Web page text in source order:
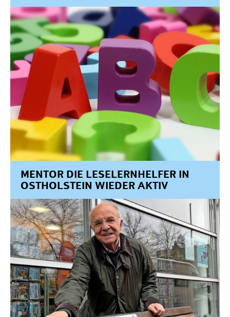
MENTOR DIE LESELERNHELFER IN
OSTHOLSTEIN WIEDER AKTIV